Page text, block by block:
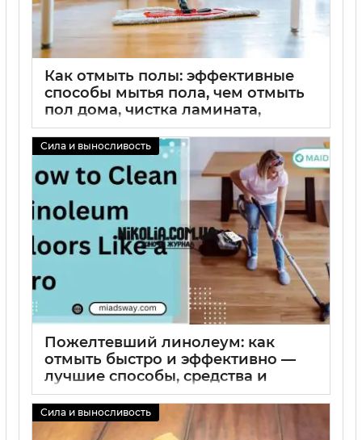
Как отмыть полы: эффективные
способы мытья пола, чем отмыть
пол дома, чистка ламината,
линолеума и плитки, удаление
пятен и запахов без химии
02 09 2025
Сила и выносливость
Пожелтевший линолеум: как
отмыть быстро и эффективно —
лучшие способы, средства и
советы по уходу за полом
02 09 2025 0
Сила и выносливость